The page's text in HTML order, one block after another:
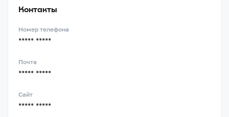
Контакты
Номер телефона
***** *****
Почта
***** *****
Сайт
***** *****